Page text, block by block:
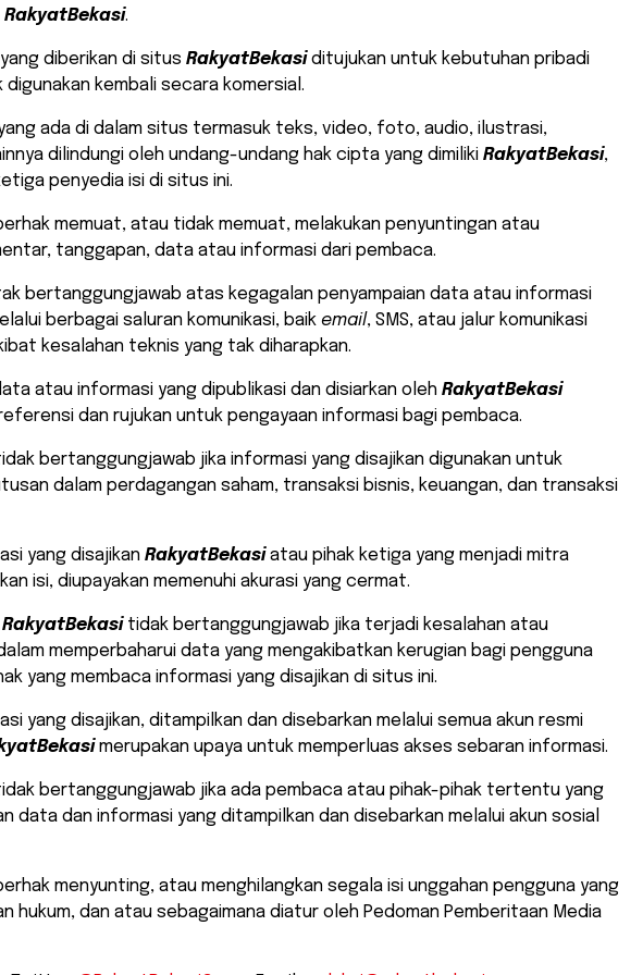
RakyatBekasi.
diberikan di situs RakyatBekasi ditujukan untuk kebutuhan pribadi
digunakan kembali secara komersial.
ada di dalam situs termasuk teks, video, foto, audio, ilustrasi,
dilindungi oleh undang-undang hak cipta yang dimiliki RakyatBekasi,
penyedia isi di situs ini.
memuat, atau tidak memuat, melakukan penyuntingan atau
tanggapan, data atau informasi dari pembaca.
bertanggungjawab atas kegagalan penyampaian data atau informasi
berbagai saluran komunikasi, baik email, SMS, atau jalur komunikasi
kesalahan teknis yang tak diharapkan.
atau informasi yang dipublikasi dan disiarkan oleh RakyatBekasi
dan rujukan untuk pengayaan informasi bagi pembaca.
bertanggungjawab jika informasi yang disajikan digunakan untuk
dalam perdagangan saham, transaksi bisnis, keuangan, dan transaksi
yang disajikan RakyatBekasiatau pihak ketiga yang menjadi mitra
isi, diupayakan memenuhi akurasi yang cermat.
RakyatBekasi tidak bertanggungjawab jika terjadi kesalahan atau
memperbaharui data yang mengakibatkan kerugian bagi pengguna
yang membaca informasi yang disajikan di situs ini.
yang disajikan, ditampilkan dan disebarkan melalui semua akun resmi
merupakan upaya untuk memperluas akses sebaran informasi.
bertanggungjawab jika ada pembaca atau pihak-pihak tertentu yang
data dan informasi yang ditampilkan dan disebarkan melalui akun sosial
menyunting, atau menghilangkan segala isi unggahan pengguna yang
hukum, dan atau sebagaimana diatur oleh Pedoman Pemberitaan Media